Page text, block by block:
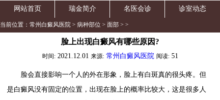
网站首页 瑞金简介 名医会诊 诊室动态
当前位置： 常州白癜风医院 > 病种部位 > 面部 > >
脸上出现白癜风有哪些原因?
时间:2021.12.01 来源: 常州白癜风医院 阅读: 51
脸会直接影响一个人的外在形象，脸上有白斑真的很头疼。但
是白癜风没有固定的位置，出现在脸上的概率比较大，这是很多人